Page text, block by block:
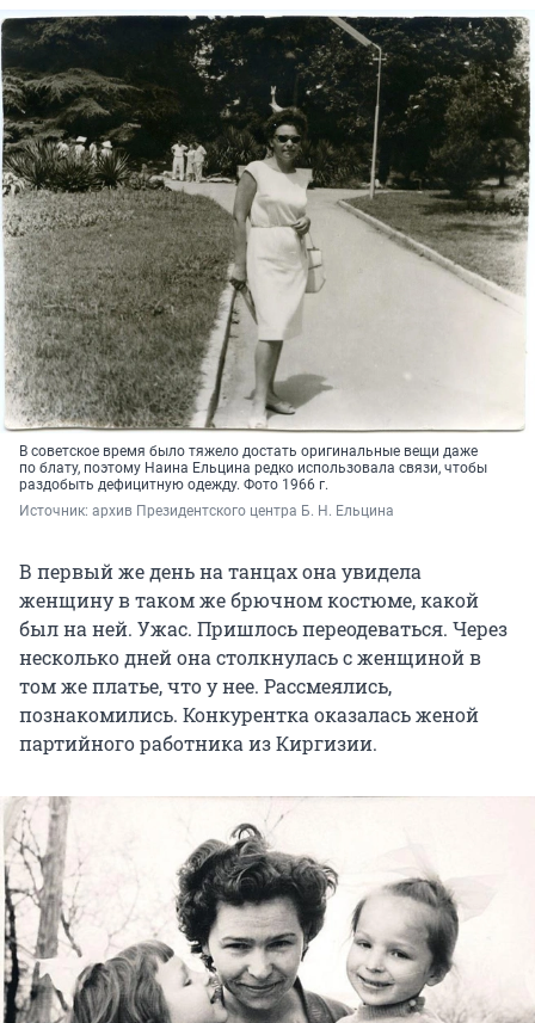
В советское время было тяжело достать оригинальные вещи даже
по блату, поэтому Наина Ельцина редко использовала связи, чтобы
раздобыть дефицитную одежду. Фото 1966 г.
Источник: архив Президентского центра Б. Н. Ельцина
В первый же день на танцах она увидела
женщину в таком же брючном костюме, какой
был на ней. Ужас. Пришлось переодеваться. Через
несколько дней она столкнулась с женщиной в
том же платье, что у нее. Рассмеялись,
познакомились. Конкурентка оказалась женой
партийного работника из Киргизии.